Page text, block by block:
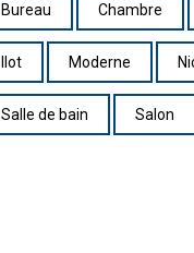
Bureau Chambre
Ilot Moderne
Salle de bain Salon